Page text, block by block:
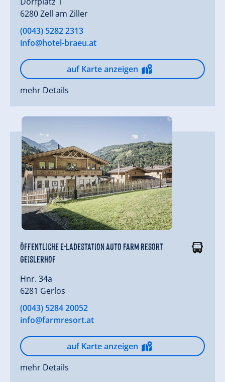
6280 Zell am Ziller
(0043) 5282 2313
info@hotel-braeu.at
auf Karte anzeigen
mehr Details
Öffentliche E-Ladestation Auto Farm Resort
Geislerhof
Hnr. 34a
6281 Gerlos
(0043) 5284 20052
info@farmresort.at
auf Karte anzeigen
mehr Details